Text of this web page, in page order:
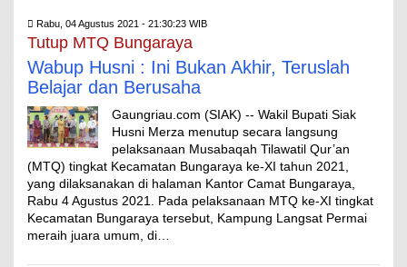
Rabu, 04 Agustus 2021 - 21:30:23 WIB
Tutup MTQ Bungaraya
Wabup Husni : Ini Bukan Akhir, Teruslah
Belajar dan Berusaha
Gaungriau.com (SIAK) -- Wakil Bupati Siak
Husni Merza menutup secara langsung
pelaksanaan Musabaqah Tilawatil Qur’an
(MTQ) tingkat Kecamatan Bungaraya ke-XI tahun 2021,
yang dilaksanakan di halaman Kantor Camat Bungaraya,
Rabu 4 Agustus 2021. Pada pelaksanaan MTQ ke-XI tingkat
Kecamatan Bungaraya tersebut, Kampung Langsat Permai
meraih juara umum, di…